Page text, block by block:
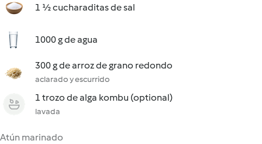
1 ½ cucharaditas de sal
1000 g de agua
300 g de arroz de grano redondo
aclarado y escurrido
1 trozo de alga kombu (optional)
lavada
Atún marinado